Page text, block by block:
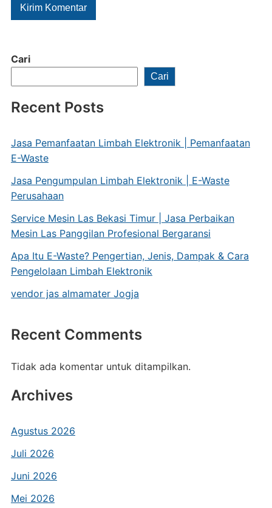
Cari
Cari
Recent Posts
Jasa Pemanfaatan Limbah Elektronik | Pemanfaatan
E-Waste
Jasa Pengumpulan Limbah Elektronik | E-Waste
Perusahaan
Service Mesin Las Bekasi Timur | Jasa Perbaikan
Mesin Las Panggilan Profesional Bergaransi
Apa Itu E-Waste? Pengertian, Jenis, Dampak & Cara
Pengelolaan Limbah Elektronik
vendor jas almamater Jogja
Recent Comments
Tidak ada komentar untuk ditampilkan.
Archives
Agustus 2026
Juli 2026
Juni 2026
Mei 2026